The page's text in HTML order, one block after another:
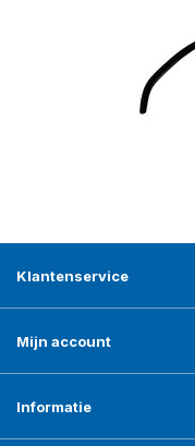
Klantenservice
Mijn account
Informatie